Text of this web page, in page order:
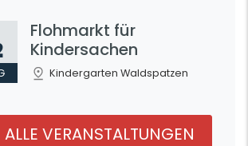
Flohmarkt für
Kindersachen
Kindergarten Waldspatzen
ALLE VERANSTALTUNGEN